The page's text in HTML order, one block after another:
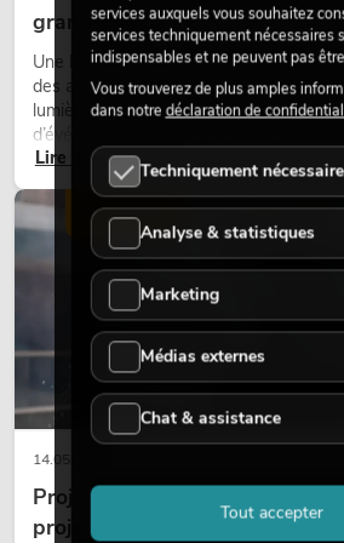
grand retour
Une lumière très chaude, des surfaces
des accents colorés caractérisent de
lumière actuels sur les scènes, dans les
d’événements. La lumière rétro n’est
nostalgique, mais un outil de conception
ciblée : elle crée une atmosphère,
scènes et peut rendre les configurations
émotionnelles.
Lire maintenant
14.05.2026
Projecteurs à tête mobile
projecteurs à tête mobile
ÉCLAIRAGE
services auxquels vous souhaitez
services techniquement nécessaires
indispensables et ne peuvent pas
Vous trouverez de plus amples
dans notre déclaration de
Techniquement nécessaire
Analyse & statistiques
Marketing
Médias externes
Chat & assistance
Tout accepter